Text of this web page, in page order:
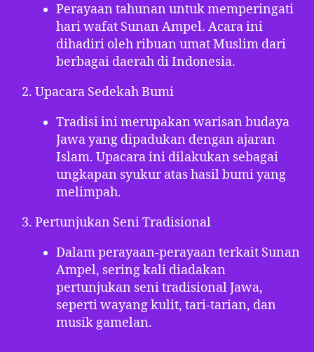
Perayaan tahunan untuk memperingati
hari wafat Sunan Ampel. Acara ini
dihadiri oleh ribuan umat Muslim dari
berbagai daerah di Indonesia.
Upacara Sedekah Bumi
Tradisi ini merupakan warisan budaya
Jawa yang dipadukan dengan ajaran
Islam. Upacara ini dilakukan sebagai
ungkapan syukur atas hasil bumi yang
melimpah.
Pertunjukan Seni Tradisional
Dalam perayaan-perayaan terkait Sunan
Ampel, sering kali diadakan
pertunjukan seni tradisional Jawa,
seperti wayang kulit, tari-tarian, dan
musik gamelan.